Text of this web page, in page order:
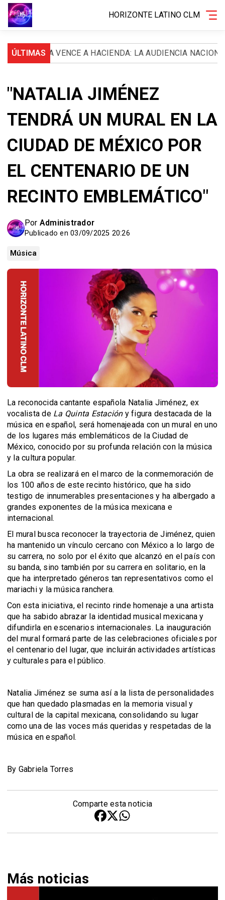
HORIZONTE LATINO CLM
ÚLTIMAS
VENCE A HACIENDA: LA AUDIENCIA NACIONAL LE
"NATALIA JIMÉNEZ
TENDRÁ UN MURAL EN LA
CIUDAD DE MÉXICO POR
EL CENTENARIO DE UN
RECINTO EMBLEMÁTICO"
Por Administrador
Publicado en 03/09/2025 20:26
Música
La reconocida cantante española Natalia Jiménez, ex
vocalista de La Quinta Estacióny figura destacada de la
música en español, será homenajeada con un mural en uno
de los lugares más emblemáticos de la Ciudad de
México, conocido por su profunda relación con la música
y la cultura popular.
La obra se realizará en el marco de la conmemoración de
los 100 años de este recinto histórico, que ha sido
testigo de innumerables presentaciones y ha albergado a
grandes exponentes de la música mexicana e
internacional.
El mural busca reconocer la trayectoria de Jiménez, quien
ha mantenido un vínculo cercano con México a lo largo de
su carrera, no solo por el éxito que alcanzó en el país con
su banda, sino también por su carrera en solitario, en la
que ha interpretado géneros tan representativos como el
mariachi y la música ranchera.
Con esta iniciativa, el recinto rinde homenaje a una artista
que ha sabido abrazar la identidad musical mexicana y
difundirla en escenarios internacionales. La inauguración
del mural formará parte de las celebraciones oficiales por
el centenario del lugar, que incluirán actividades artísticas
y culturales para el público.
Natalia Jiménez se suma así a la lista de personalidades
que han quedado plasmadas en la memoria visual y
cultural de la capital mexicana, consolidando su lugar
como una de las voces más queridas y respetadas de la
música en español.
By Gabriela Torres
Comparte esta noticia
Más noticias